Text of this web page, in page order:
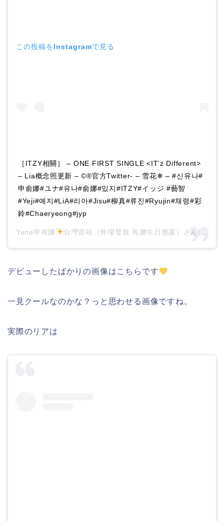
この投稿をInstagramで見る
［ITZY相關］ – ONE FIRST SINGLE <IT’z Different>
– Lia概念照更新 – ©®官方Twitter- – 雪花❄ – #신유나#
申俞娜#ユナ#유나#俞娜#있지#ITZY#イッジ #藝智
#Yeji#예지#LiA#리아#Jisu#柳真#류진#Ryujin#채령#彩
鈴#Chaeryeong#jyp
Yuna申有娜 台灣首站（外場發放 有娜生日應援）さん(@itzy_yuna_tw)がシェアした投稿 –
デビューしたばかりの画像はこちらです
一見クールなのかな？っと思わせる画像ですね。
実際のリアは